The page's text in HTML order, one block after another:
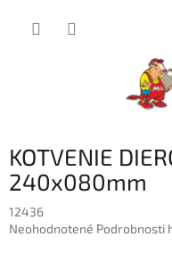
KOTVENIE
240x080mm
12436
Priemerné
Neohodnotené Podrobnosti